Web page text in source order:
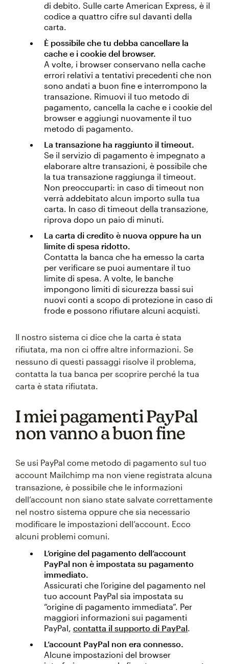
di debito. Sulle carte American Express, è il
codice a quattro cifre sul davanti della
carta.
È possibile che tu debba cancellare la
cache e i cookie del browser.
A volte, i browser conservano nella cache
errori relativi a tentativi precedenti che non
sono andati a buon fine e interrompono la
transazione. Rimuovi il tuo metodo di
pagamento, cancella la cache e i cookie del
browser e aggiungi nuovamente il tuo
metodo di pagamento.
La transazione ha raggiunto il timeout.
Se il servizio di pagamento è impegnato a
elaborare altre transazioni, è possibile che
la tua transazione raggiunga il timeout.
Non preoccuparti: in caso di timeout non
verrà addebitato alcun importo sulla tua
carta. In caso di timeout della transazione,
riprova dopo un paio di minuti.
La carta di credito è nuova oppure ha un
limite di spesa ridotto.
Contatta la banca che ha emesso la carta
per verificare se puoi aumentare il tuo
limite di spesa. A volte, le banche
impongono limiti di sicurezza bassi sui
nuovi conti a scopo di protezione in caso di
frode e possono rifiutare alcuni acquisti.
Il nostro sistema ci dice che la carta è stata
rifiutata, ma non ci offre altre informazioni. Se
nessuno di questi passaggi risolve il problema,
contatta la tua banca per scoprire perché la tua
carta è stata rifiutata.
I miei pagamenti PayPal
non vanno a buon fine
Se usi PayPal come metodo di pagamento sul tuo
account Mailchimp ma non viene registrata alcuna
transazione, è possibile che le informazioni
dell’account non siano state salvate correttamente
nel nostro sistema oppure che sia necessario
modificare le impostazioni dell’account. Ecco
alcuni problemi comuni.
L’origine del pagamento dell’account
PayPal non è impostata su pagamento
immediato.
Assicurati che l’origine del pagamento nel
tuo account PayPal sia impostata su
“origine di pagamento immediata”. Per
maggiori informazioni sui pagamenti
PayPal, contatta il supporto di PayPal.
L’account PayPal non era connesso.
Alcune impostazioni del browser